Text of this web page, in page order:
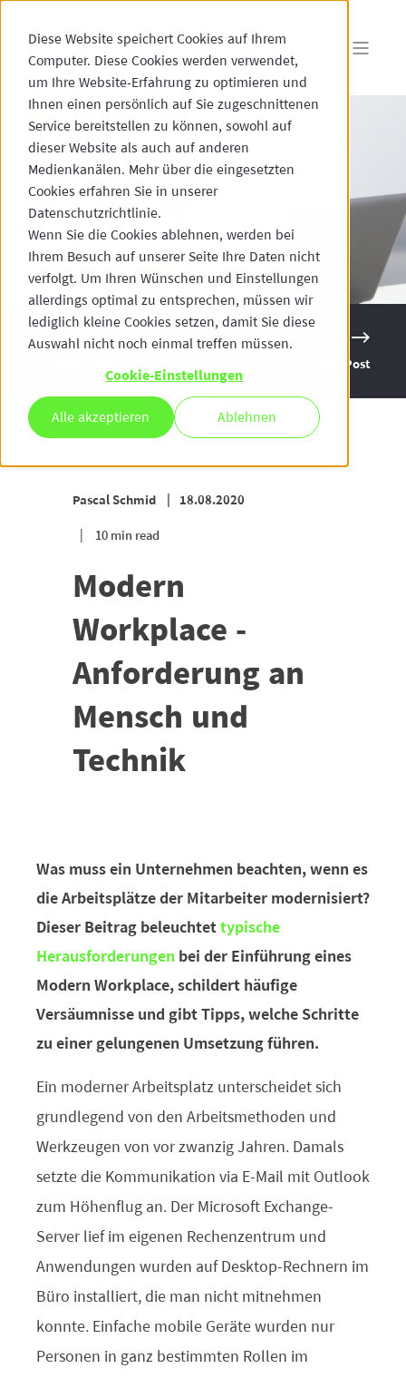
Diese Website speichert Cookies auf Ihrem
Computer. Diese Cookies werden verwendet,
um Ihre Website-Erfahrung zu optimieren und
Ihnen einen persönlich auf Sie zugeschnittenen
Service bereitstellen zu können, sowohl auf
dieser Website als auch auf anderen
Medienkanälen. Mehr über die eingesetzten
Cookies erfahren Sie in unserer
Datenschutzrichtlinie.
Wenn Sie die Cookies ablehnen, werden bei
Ihrem Besuch auf unserer Seite Ihre Daten nicht
verfolgt. Um Ihren Wünschen und Einstellungen
allerdings optimal zu entsprechen, müssen wir
lediglich kleine Cookies setzen, damit Sie diese
Auswahl nicht noch einmal treffen müssen.
Cookie-Einstellungen
Alle akzeptieren Ablehnen
Next Post
Pascal Schmid 18.08.2020
10 min read
Modern
Workplace -
Anforderung an
Mensch und
Technik
Was muss ein Unternehmen beachten, wenn es
die Arbeitsplätze der Mitarbeiter modernisiert?
Dieser Beitrag beleuchtet typische
Herausforderungen bei der Einführung eines
Modern Workplace, schildert häufige
Versäumnisse und gibt Tipps, welche Schritte
zu einer gelungenen Umsetzung führen.
Ein moderner Arbeitsplatz unterscheidet sich
grundlegend von den Arbeitsmethoden und
Werkzeugen von vor zwanzig Jahren. Damals
setzte die Kommunikation via E-Mail mit Outlook
zum Höhenflug an. Der Microsoft Exchange-
Server lief im eigenen Rechenzentrum und
Anwendungen wurden auf Desktop-Rechnern im
Büro installiert, die man nicht mitnehmen
konnte. Einfache mobile Geräte wurden nur
Personen in ganz bestimmten Rollen im